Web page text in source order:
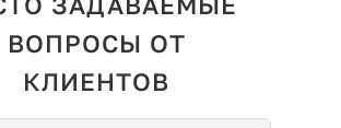
ВОПРОСЫ ОТ
КЛИЕНТОВ